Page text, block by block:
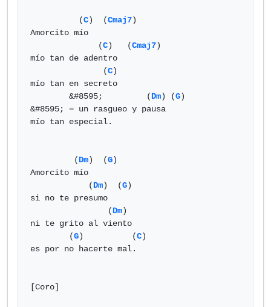
          (
C)  (Cmaj7)
Amorcito mío
              (
C)   (Cmaj7)
mío tan de adentro
               (
C)
mío tan en secreto
        &#8595;         (
Dm) (G)
&#8595; = un rasgueo y pausa
mío tan especial.
         (
Dm)  (G)
Amorcito mío
            (
Dm)  (G)
si no te presumo
                (
Dm)
ni te grito al viento
        (
G)          (C)
es por no hacerte mal.
[Coro]